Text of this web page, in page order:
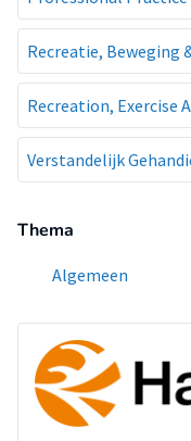
Recreatie, Beweging
Recreation, Exercise
Verstandelijk
Thema
Algemeen